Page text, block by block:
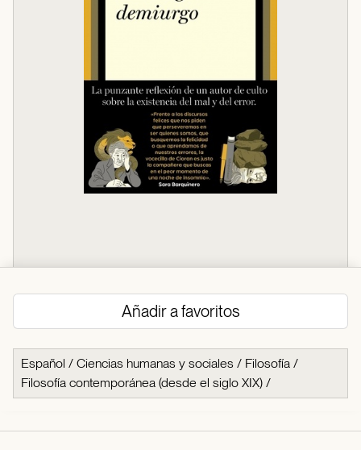
Añadir a favoritos
Español / Ciencias humanas y sociales / Filosofía /
Filosofía contemporánea (desde el siglo XIX) /